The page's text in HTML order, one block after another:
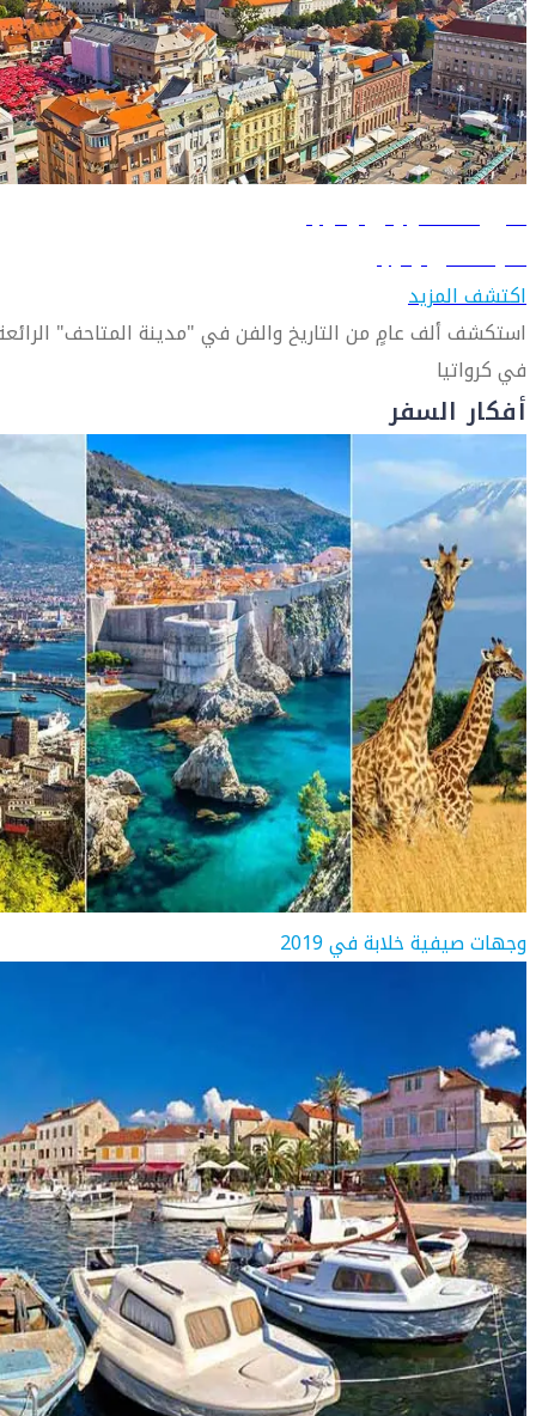
دليل السفر إلى زغرب
تعرّف على زغرب
اكتشف المزيد
استكشف ألف عامٍ من التاريخ والفن في "مدينة المتاحف"
في كرواتيا
أفكار السفر
وجهات صيفية خلابة في 2019